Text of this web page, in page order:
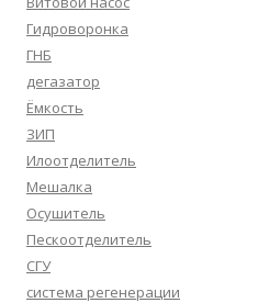
Гидроворонка
ГНБ
дегазатор
Ёмкость
ЗИП
Илоотделитель
Мешалка
Осушитель
Пескоотделитель
СГУ
система регенерации